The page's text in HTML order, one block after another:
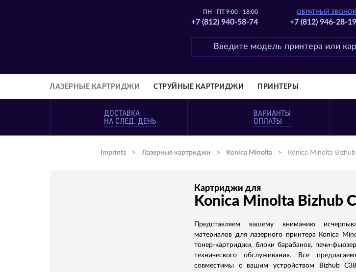
ПН - ПТ 9:00 - 18:00
+7 (812) 940-58-74
ОБРАТНЫЙ ЗВОНОК
+7 (812) 946-28-19
ЛАЗЕРНЫЕ КАРТРИДЖИ СТРУЙНЫЕ КАРТРИДЖИ ПРИНТЕРЫ
ДОСТАВКА
НА СЛЕД. ДЕНЬ
ВАРИАНТЫ
ОПЛАТЫ
Imprints > Лазерные картриджи > Konica Minolta > Konica Minolta
Картриджи для
Konica Minolta Bizhub
Представляем вашему вниманию
материалов для лазерного принтера Konica
тонер-картриджи, блоки барабанов, печи-
технического обслуживания. Все
совместимы с вашим устройством Bizhub